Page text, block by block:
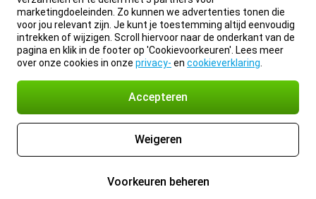
marketingdoeleinden. Zo kunnen we advertenties tonen die
voor jou relevant zijn. Je kunt je toestemming altijd eenvoudig
intrekken of wijzigen. Scroll hiervoor naar de onderkant van de
pagina en klik in de footer op 'Cookievoorkeuren'. Lees meer
over onze cookies in onze privacy- en cookieverklaring
Accepteren
Weigeren
Voorkeuren beheren